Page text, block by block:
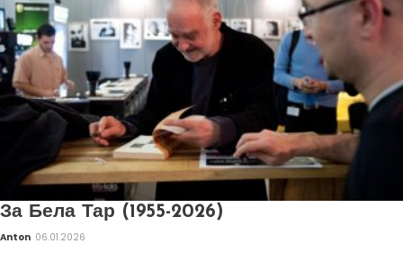
За Бела Тар (1955-2026)
Anton 06.01.2026